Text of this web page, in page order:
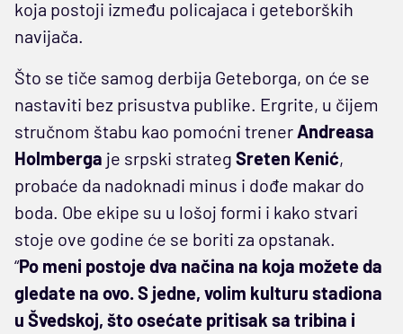
koja postoji između policajaca i geteborških
navijača.
Što se tiče samog derbija Geteborga, on će se
nastaviti bez prisustva publike. Ergrite, u čijem
stručnom štabu kao pomoćni trener Andreasa
Holmberga je srpski strateg Sreten Kenić,
probaće da nadoknadi minus i dođe makar do
boda. Obe ekipe su u lošoj formi i kako stvari
stoje ove godine će se boriti za opstanak.
“Po meni postoje dva načina na koja možete da
gledate na ovo. S jedne, volim kulturu stadiona
u Švedskoj, što osećate pritisak sa tribina i